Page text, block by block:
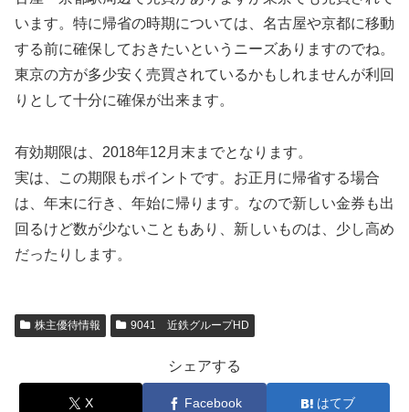
います。特に帰省の時期については、名古屋や京都に移動
する前に確保しておきたいというニーズありますのでね。
東京の方が多少安く売買されているかもしれませんが利回
りとして十分に確保が出来ます。
有効期限は、2018年12月末までとなります。
実は、この期限もポイントです。お正月に帰省する場合
は、年末に行き、年始に帰ります。なので新しい金券も出
回るけど数が少ないこともあり、新しいものは、少し高め
だったりします。
株主優待情報 9041 近鉄グループHD
シェアする
X Facebook はてブ